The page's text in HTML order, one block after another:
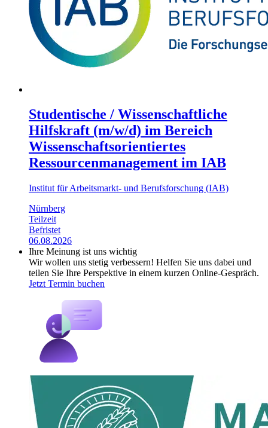
Studentische / Wissenschaftliche
Hilfskraft (m/w/d) im Bereich
Wissenschaftsorientiertes
Ressourcenmanagement im IAB
Institut für Arbeitsmarkt- und Berufsforschung (IAB)
Nürnberg
Teilzeit
Befristet
06.08.2026
Ihre Meinung ist uns wichtig
Wir wollen uns stetig verbessern! Helfen Sie uns dabei und
teilen Sie Ihre Perspektive in einem kurzen Online-Gespräch.
Jetzt Termin buchen